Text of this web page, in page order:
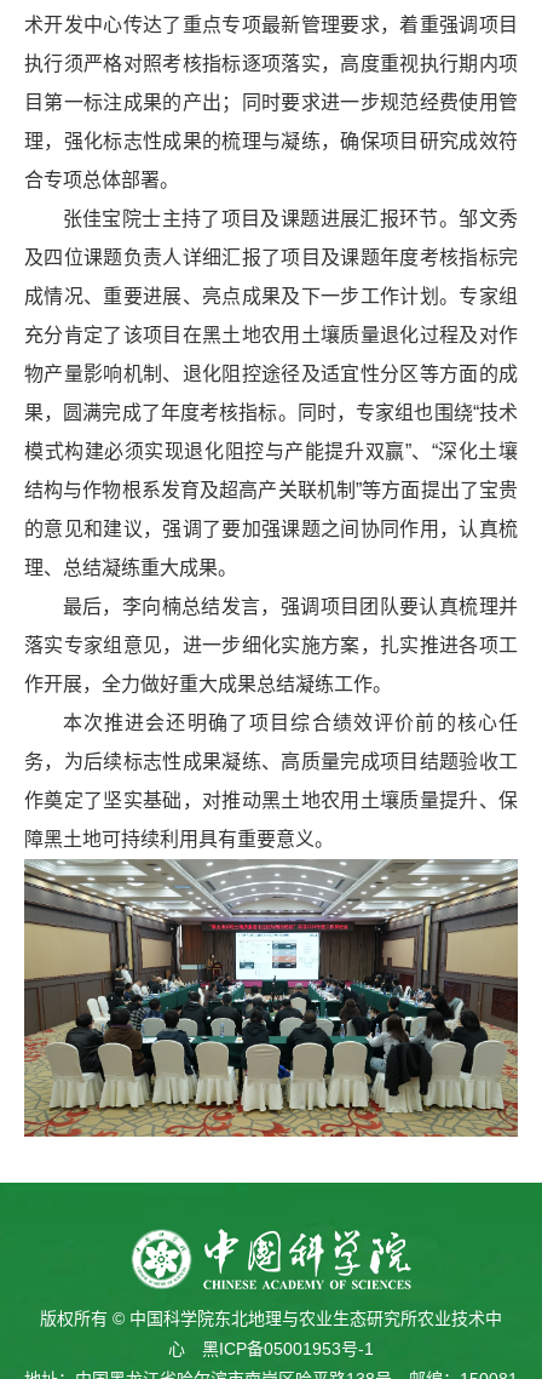
术开发中心传达了重点专项最新管理要求，着重强调项目
执行须严格对照考核指标逐项落实，高度重视执行期内项
目第一标注成果的产出；同时要求进一步规范经费使用管
理，强化标志性成果的梳理与凝练，确保项目研究成效符
合专项总体部署。
张佳宝院士主持了项目及课题进展汇报环节。邹文秀
及四位课题负责人详细汇报了项目及课题年度考核指标完
成情况、重要进展、亮点成果及下一步工作计划。专家组
充分肯定了该项目在黑土地农用土壤质量退化过程及对作
物产量影响机制、退化阻控途径及适宜性分区等方面的成
果，圆满完成了年度考核指标。同时，专家组也围绕“技术
模式构建必须实现退化阻控与产能提升双赢”、“深化土壤
结构与作物根系发育及超高产关联机制”等方面提出了宝贵
的意见和建议，强调了要加强课题之间协同作用，认真梳
理、总结凝练重大成果。
最后，李向楠总结发言，强调项目团队要认真梳理并
落实专家组意见，进一步细化实施方案，扎实推进各项工
作开展，全力做好重大成果总结凝练工作。
本次推进会还明确了项目综合绩效评价前的核心任
务，为后续标志性成果凝练、高质量完成项目结题验收工
作奠定了坚实基础，对推动黑土地农用土壤质量提升、保
障黑土地可持续利用具有重要意义。
版权所有 © 中国科学院东北地理与农业生态研究所农业技术中
心 黑ICP备05001953号-1